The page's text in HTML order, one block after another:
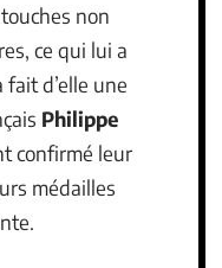
non
ce qui lui a
fait d’elle une
Philippe
confirmé leur
médailles